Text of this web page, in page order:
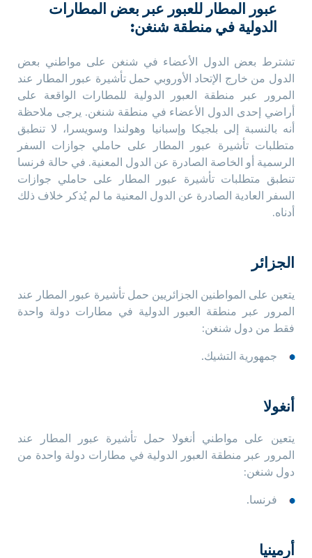
عبور المطار للعبور عبر بعض المطارات
الدولية في منطقة شنغن:
تشترط بعض الدول الأعضاء في شنغن على مواطني بعض
الدول من خارج الإتحاد الأوروبي حمل تأشيرة عبور المطار عند
المرور عبر منطقة العبور الدولية للمطارات الواقعة على
أراضي إحدى الدول الأعضاء في منطقة شنغن. يرجى ملاحظة
أنه بالنسبة إلى بلجيكا وإسبانيا وهولندا وسويسرا، لا تنطبق
متطلبات تأشيرة عبور المطار على حاملي جوازات السفر
الرسمية أو الخاصة الصادرة عن الدول المعنية. في حالة فرنسا
تنطبق متطلبات تأشيرة عبور المطار على حاملي جوازات
السفر العادية الصادرة عن الدول المعنية ما لم يُذكر خلاف ذلك
أدناه.
الجزائر
يتعين على المواطنين الجزائريين حمل تأشيرة عبور المطار عند
المرور عبر منطقة العبور الدولية في مطارات دولة واحدة
فقط من دول شنغن:
جمهورية التشيك.
أنغولا
يتعين على مواطني أنغولا حمل تأشيرة عبور المطار عند
المرور عبر منطقة العبور الدولية في مطارات دولة واحدة من
دول شنغن:
فرنسا.
أرمينيا